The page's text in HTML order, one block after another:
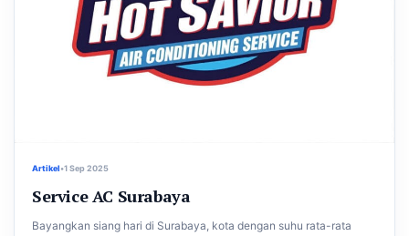
Artikel•1 Sep 2025
Service AC Surabaya
Bayangkan siang hari di Surabaya, kota dengan suhu rata-rata